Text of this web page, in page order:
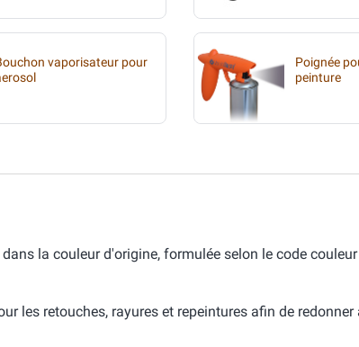
vaporisateur pour
Poignée
peinture
la couleur d'origine, formulée selon le code couleur
les retouches, rayures et repeintures afin de redonner